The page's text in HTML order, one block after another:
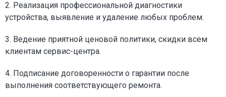
2. Реализация профессиональной диагностики
устройства, выявление и удаление любых проблем.
3. Ведение приятной ценовой политики, скидки всем
клиентам сервис-центра.
4. Подписание договоренности о гарантии после
выполнения соответствующего ремонта.